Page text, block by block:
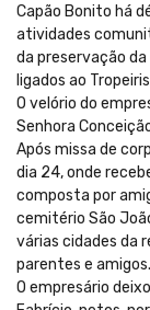
Capão Bonito há
atividades
da preservação
ligados ao
O velório do
Senhora
Após missa de
dia 24, onde
composta por
cemitério São
várias cidades da
parentes e amigos.
O empresário